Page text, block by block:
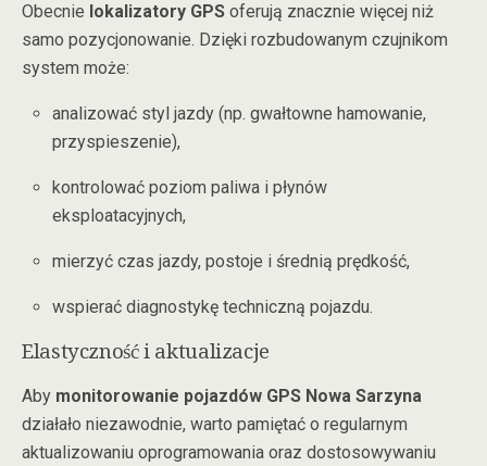
Obecnie lokalizatory GPS oferują znacznie więcej niż
samo pozycjonowanie. Dzięki rozbudowanym czujnikom
system może:
analizować styl jazdy (np. gwałtowne hamowanie,
przyspieszenie),
kontrolować poziom paliwa i płynów
eksploatacyjnych,
mierzyć czas jazdy, postoje i średnią prędkość,
wspierać diagnostykę techniczną pojazdu.
Elastyczność i aktualizacje
Aby monitorowanie pojazdów GPS Nowa Sarzyna
działało niezawodnie, warto pamiętać o regularnym
aktualizowaniu oprogramowania oraz dostosowywaniu